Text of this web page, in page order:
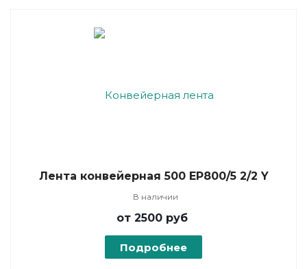
Лента конвейерная 500 EP800/5 2/2 Y
В наличии
от 2500 руб
Подробнее